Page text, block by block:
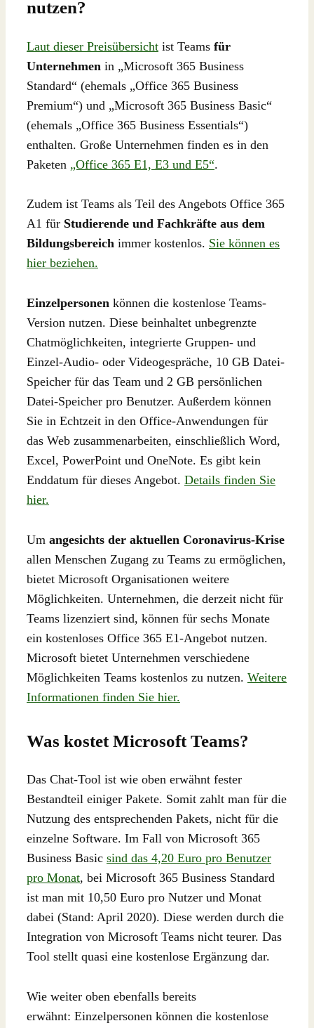
nutzen?
Laut dieser Preisübersicht ist Teams für
Unternehmen in „Microsoft 365 Business
Standard“ (ehemals „Office 365 Business
Premium“) und „Microsoft 365 Business Basic“
(ehemals „Office 365 Business Essentials“)
enthalten. Große Unternehmen finden es in den
Paketen „Office 365 E1, E3 und E5“.
Zudem ist Teams als Teil des Angebots Office 365
A1 für Studierende und Fachkräfte aus dem
Bildungsbereich immer kostenlos. Sie können es
hier beziehen.
Einzelpersonen können die kostenlose Teams-
Version nutzen. Diese beinhaltet unbegrenzte
Chatmöglichkeiten, integrierte Gruppen- und
Einzel-Audio- oder Videogespräche, 10 GB Datei-
Speicher für das Team und 2 GB persönlichen
Datei-Speicher pro Benutzer. Außerdem können
Sie in Echtzeit in den Office-Anwendungen für
das Web zusammenarbeiten, einschließlich Word,
Excel, PowerPoint und OneNote. Es gibt kein
Enddatum für dieses Angebot. Details finden Sie
hier.
Um angesichts der aktuellen Coronavirus-Krise
allen Menschen Zugang zu Teams zu ermöglichen,
bietet Microsoft Organisationen weitere
Möglichkeiten. Unternehmen, die derzeit nicht für
Teams lizenziert sind, können für sechs Monate
ein kostenloses Office 365 E1-Angebot nutzen.
Microsoft bietet Unternehmen verschiedene
Möglichkeiten Teams kostenlos zu nutzen. Weitere
Informationen finden Sie hier.
Was kostet Microsoft Teams?
Das Chat-Tool ist wie oben erwähnt fester
Bestandteil einiger Pakete. Somit zahlt man für die
Nutzung des entsprechenden Pakets, nicht für die
einzelne Software. Im Fall von Microsoft 365
Business Basic sind das 4,20 Euro pro Benutzer
pro Monat, bei Microsoft 365 Business Standard
ist man mit 10,50 Euro pro Nutzer und Monat
dabei (Stand: April 2020). Diese werden durch die
Integration von Microsoft Teams nicht teurer. Das
Tool stellt quasi eine kostenlose Ergänzung dar.
Wie weiter oben ebenfalls bereits
erwähnt: Einzelpersonen können die kostenlose